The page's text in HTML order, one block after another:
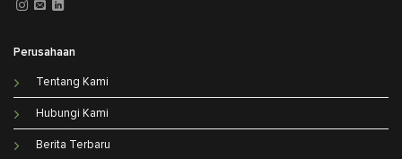
Perusahaan
Tentang Kami
Hubungi Kami
Berita Terbaru